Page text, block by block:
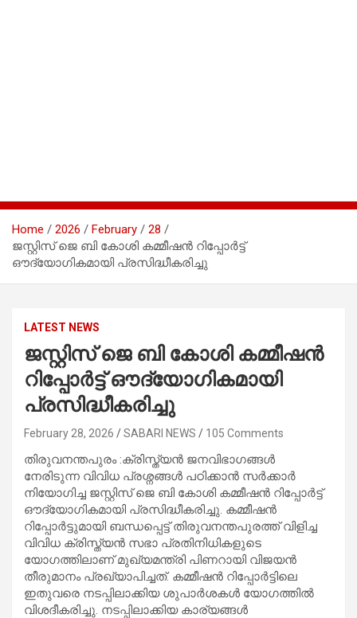
Home 2026 February
28
ജസ്റ്റിസ് ജെ ബി കോശി കമ്മീഷൻ റിപ്പോർട്ട്
ഔദ്യോഗികമായി പ്രസിദ്ധീകരിച്ചു
LATEST NEWS
ജസ്റ്റിസ് ജെ ബി കോശി കമ്മീഷൻ
റിപ്പോർട്ട് ഔദ്യോഗികമായി
പ്രസിദ്ധീകരിച്ചു
February 28, 2026 SABARI NEWS 105 Comments
തിരുവനന്തപുരം :ക്രിസ്ത്യൻ ജനവിഭാഗങ്ങൾ
നേരിടുന്ന വിവിധ പ്രശ്നങ്ങൾ പഠിക്കാൻ സർക്കാർ
നിയോഗിച്ച ജസ്റ്റിസ് ജെ ബി കോശി കമ്മീഷൻ റിപ്പോർട്ട്
ഔദ്യോഗികമായി പ്രസിദ്ധീകരിച്ചു. കമ്മീഷൻ
റിപ്പോർട്ടുമായി ബന്ധപ്പെട്ട് തിരുവനന്തപുരത്ത് വിളിച്ച
വിവിധ ക്രിസ്ത്യൻ സഭാ പ്രതിനിധികളുടെ
യോഗത്തിലാണ് മുഖ്യമന്ത്രി പിണറായി വിജയൻ
തീരുമാനം പ്രഖ്യാപിച്ചത്. കമ്മീഷൻ റിപ്പോർട്ടിലെ
ഇതുവരെ നടപ്പിലാക്കിയ ശുപാർശകൾ യോഗത്തിൽ
വിശദീകരിച്ചു. നടപ്പിലാക്കിയ കാര്യങ്ങൾ